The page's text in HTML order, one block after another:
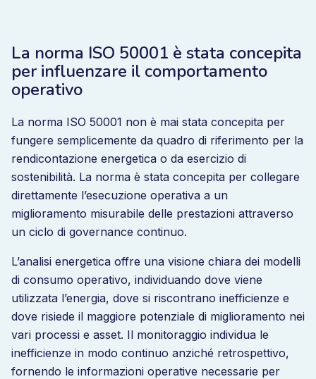
La norma ISO 50001 è stata concepita
per influenzare il comportamento
operativo
La norma ISO 50001 non è mai stata concepita per
fungere semplicemente da quadro di riferimento per la
rendicontazione energetica o da esercizio di
sostenibilità. La norma è stata concepita per collegare
direttamente l’esecuzione operativa a un
miglioramento misurabile delle prestazioni attraverso
un ciclo di governance continuo.
L’analisi energetica offre una visione chiara dei modelli
di consumo operativo, individuando dove viene
utilizzata l’energia, dove si riscontrano inefficienze e
dove risiede il maggiore potenziale di miglioramento nei
vari processi e asset. Il monitoraggio individua le
inefficienze in modo continuo anziché retrospettivo,
fornendo le informazioni operative necessarie per